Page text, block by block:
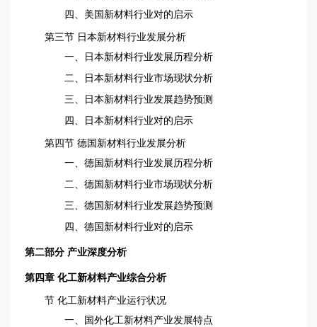
四、美国新材料行业对的启示
第三节 日本新材料行业发展分析
一、日本新材料行业发展历程分析
二、日本新材料行业市场现状分析
三、日本新材料行业发展趋势预测
四、日本新材料行业对的启示
第四节 德国新材料行业发展分析
一、德国新材料行业发展历程分析
二、德国新材料行业市场现状分析
三、德国新材料行业发展趋势预测
四、德国新材料行业对的启示
第二部分 产业深度分析
第四章 化工新材料产业综合分析
节 化工新材料产业运行状况
一、国外化工新材料产业发展特点